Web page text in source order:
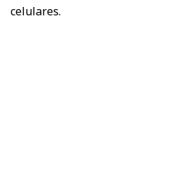
celulares.